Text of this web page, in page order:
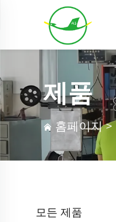
제품
홈페이지>
모든 제품